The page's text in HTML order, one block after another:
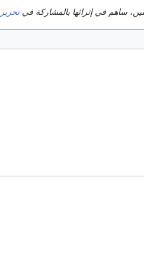
ساهم في إثرائها بالمشاركة في